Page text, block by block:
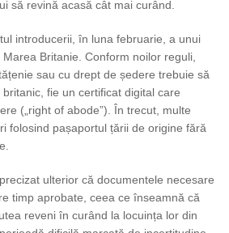
să revină acasă cât mai curând.
introducerii, în luna februarie, a unui
Britanie. Conform noilor reguli,
sau cu drept de ședere trebuie să
fie un certificat digital care
(„right of abode”). În trecut, multe
folosind pașaportul țării de origine fără
ulterior că documentele necesare
timp aprobate, ceea ce înseamnă că
reveni în curând la locuința lor din